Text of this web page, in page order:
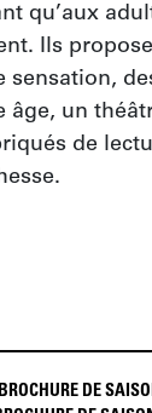
qu’aux
Ils
sensation,
âge, un
de
BROCHURE DE